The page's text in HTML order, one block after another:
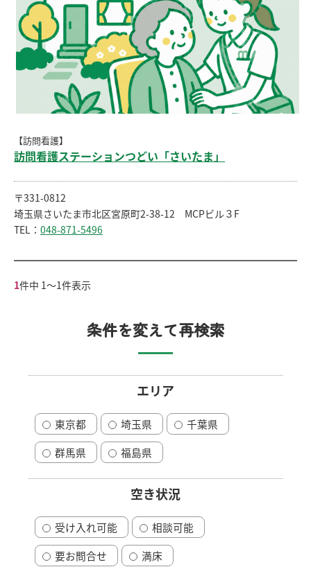
【訪問看護】
訪問看護ステーションつどい「さいたま」
〒331-0812
埼玉県さいたま市北区宮原町2-38-12 MCPビル３F
TEL： 048-871-5496
1件中 1〜1件表示
条件を変えて再検索
エリア
東京都 埼玉県
千葉県
群馬県
福島県
空き状況
受け入れ可能
相談可能
要お問合せ
満床